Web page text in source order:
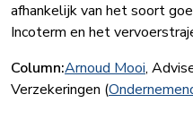
afhankelijk van het soort
Incoterm en het
Column:Arnoud Mooi,
Verzekeringen (